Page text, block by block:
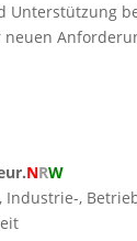
Unterstützung
neuen
NRW
Industrie-,